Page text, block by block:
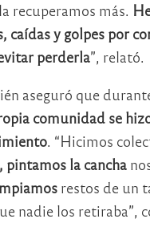
recuperamos más.
caídas y golpes por
perderla”, relató.
aseguró que
comunidad se
. “Hicimos
pintamos la cancha
restos de un
nadie los retiraba”,